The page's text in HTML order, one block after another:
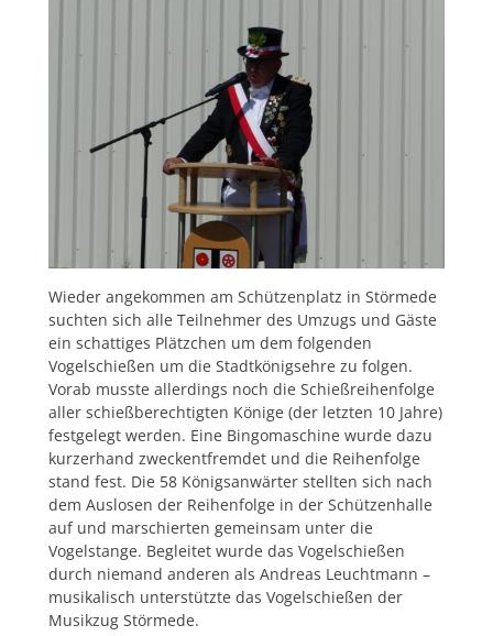
Wieder angekommen am Schützenplatz in Störmede
suchten sich alle Teilnehmer des Umzugs und Gäste
ein schattiges Plätzchen um dem folgenden
Vogelschießen um die Stadtkönigsehre zu folgen.
Vorab musste allerdings noch die Schießreihenfolge
aller schießberechtigten Könige (der letzten 10 Jahre)
festgelegt werden. Eine Bingomaschine wurde dazu
kurzerhand zweckentfremdet und die Reihenfolge
stand fest. Die 58 Königsanwärter stellten sich nach
dem Auslosen der Reihenfolge in der Schützenhalle
auf und marschierten gemeinsam unter die
Vogelstange. Begleitet wurde das Vogelschießen
durch niemand anderen als Andreas Leuchtmann –
musikalisch unterstützte das Vogelschießen der
Musikzug Störmede.